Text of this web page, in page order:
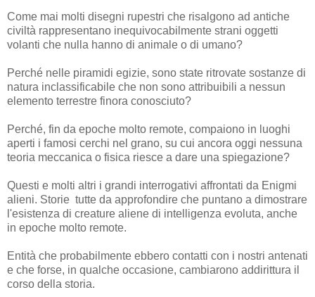
Come mai molti disegni rupestri che risalgono ad antiche
civiltà rappresentano inequivocabilmente strani oggetti
volanti che nulla hanno di animale o di umano?
Perché nelle piramidi egizie, sono state ritrovate sostanze di
natura inclassificabile che non sono attribuibili a nessun
elemento terrestre finora conosciuto?
Perché, fin da epoche molto remote, compaiono in luoghi
aperti i famosi cerchi nel grano, su cui ancora oggi nessuna
teoria meccanica o fisica riesce a dare una spiegazione?
Questi e molti altri i grandi interrogativi affrontati da Enigmi
alieni. Storie tutte da approfondire che puntano a dimostrare
l'esistenza di creature aliene di intelligenza evoluta, anche
in epoche molto remote.
Entità che probabilmente ebbero contatti con i nostri antenati
e che forse, in qualche occasione, cambiarono addirittura il
corso della storia.